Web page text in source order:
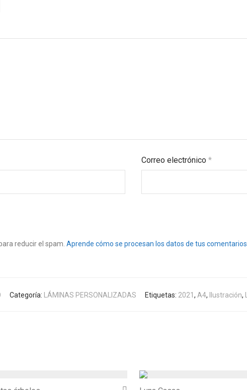
Correo electrónico*
reducir el spam. Aprende cómo se procesan los datos de tus comentarios.
Categoría: LÁMINAS PERSONALIZADAS Etiquetas: 2021 , A4, Ilustración,